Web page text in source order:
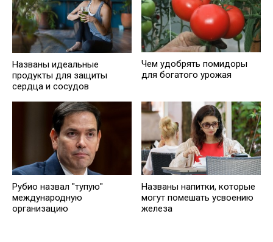
Названы идеальные
продукты для защиты
сердца и сосудов
Чем удобрять помидоры
для богатого урожая
Рубио назвал "тупую"
международную
организацию
Названы напитки, которые
могут помешать усвоению
железа